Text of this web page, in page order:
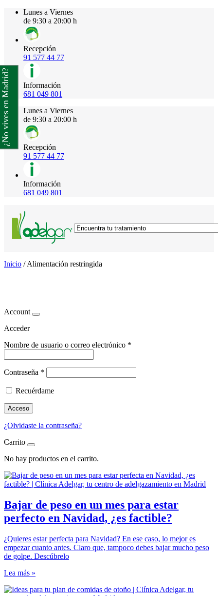
Lunes a Viernes
de 9:30 a 20:00 h
Recepción
91 577 44 77
Información
681 049 801
Lunes a Viernes
de 9:30 a 20:00 h
Recepción
91 577 44 77
Información
681 049 801
Inicio /Alimentación restringida
Account
Acceder
Nombre de usuario o correo electrónico *
Contraseña *
Recuérdame
Acceso
¿Olvidaste la contraseña?
Carrito
No hay productos en el carrito.
Bajar de peso en un mes para estar
perfecto en Navidad, ¿es factible?
¿Quieres estar perfecta para Navidad? En ese caso, lo mejor es
empezar cuanto antes. Claro que, tampoco debes bajar mucho peso
de golpe. Descúbrelo
Lea más »
¿No vives en Madrid?